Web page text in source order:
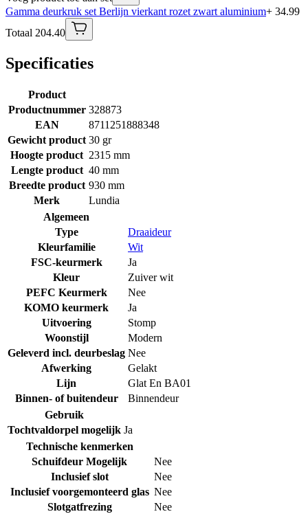
Gamma deurkruk set Berlijn vierkant rozet zwart aluminium+ 34.99
Totaal 204.40
Specificaties
Product
Productnummer 328873
EAN
8711251888348
Gewicht product 30 gr
Hoogte product 2315 mm
Lengte product 40 mm
Breedte product 930 mm
Merk
Lundia
Algemeen
Type
Draaideur
Kleurfamilie
Wit
FSC-keurmerk
Ja
Kleur
Zuiver wit
PEFC Keurmerk
Nee
KOMO keurmerk
Ja
Uitvoering
Stomp
Woonstijl
Modern
Geleverd incl. deurbeslag Nee
Afwerking
Gelakt
Lijn
Glat En BA01
Binnen- of buitendeur
Binnendeur
Gebruik
Tochtvaldorpel mogelijk Ja
Technische kenmerken
Schuifdeur Mogelijk
Nee
Inclusief slot
Nee
Inclusief voorgemonteerd glas Nee
Slotgatfrezing
Nee